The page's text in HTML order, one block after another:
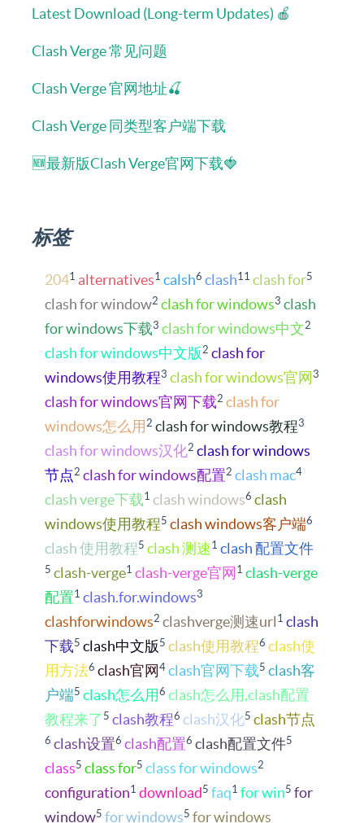
Latest Download (Long-term Updates) 🍎
Clash Verge 常见问题
Clash Verge 官网地址🍒
Clash Verge 同类型客户端下载
🆕最新版Clash Verge官网下载🍓
标签
2041 alternatives1 calsh6 clash11 clash for5
clash for window2 clash for windows3 clash
for windows下载3 clash for windows中文2
clash for windows中文版2 clash for
windows使用教程3 clash for windows官网 3
clash for windows官网下载2 clash for
windows怎么用 2 clash for windows教程3
clash for windows汉化2 clash for windows
节点2 clash for windows配置2 clash mac4
clash verge下载1 clash windows6 clash
windows使用教程5 clash windows客户端6
clash 使用教程5 clash 测速 1 clash 配置文件
5 clash-verge1 clash-verge官网 1 clash-verge
配置1 clash.for.windows3
clashforwindows2 clashverge测速url 1 clash
下载5 clash中文版 5 clash使用教程6 clash使
用方法6 clash官网 4 clash官网下载5 clash客
户端5 clash怎么用 6 clash怎么用,clash配置
教程来了 5 clash教程6 clash汉化5 clash节点
6 clash设置6 clash配置6 clash配置文件5
class5 class for5 class for windows2
configuration1 download5 faq1 for win5 for
window5 for windows5 for windows